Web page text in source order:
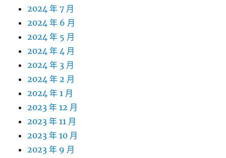
2024 年 7 月
2024 年 6 月
2024 年 5 月
2024 年 4 月
2024 年 3 月
2024 年 2 月
2024 年 1 月
2023 年 12 月
2023 年 11 月
2023 年 10 月
2023 年 9 月